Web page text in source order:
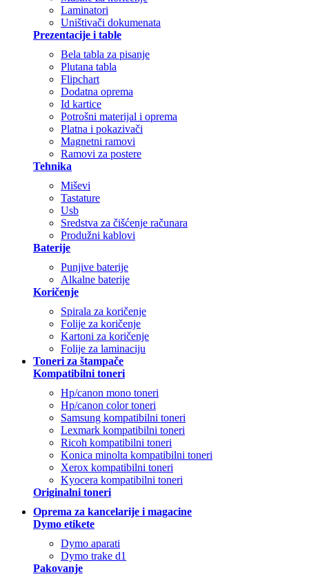
Laminatori
Uništivači dokumenata
Prezentacije i table
Bela tabla za pisanje
Plutana tabla
Flipchart
Dodatna oprema
Id kartice
Potrošni materijal i oprema
Platna i pokazivači
Magnetni ramovi
Ramovi za postere
Tehnika
Miševi
Tastature
Usb
Sredstva za čišćenje računara
Produžni kablovi
Baterije
Punjive baterije
Alkalne baterije
Koričenje
Spirala za koričenje
Folije za koričenje
Kartoni za koričenje
Folije za laminaciju
Toneri za štampače
Kompatibilni toneri
Hp/canon mono toneri
Hp/canon color toneri
Samsung kompatibilni toneri
Lexmark kompatibilni toneri
Ricoh kompatibilni toneri
Konica minolta kompatibilni toneri
Xerox kompatibilni toneri
Kyocera kompatibilni toneri
Originalni toneri
Oprema za kancelarije i magacine
Dymo etikete
Dymo aparati
Dymo trake d1
Pakovanje